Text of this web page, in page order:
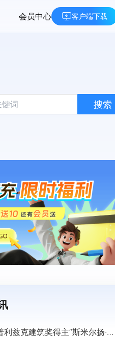
会员中心 客户端下载
搜索
兹克建筑奖得主“斯米尔扬·拉